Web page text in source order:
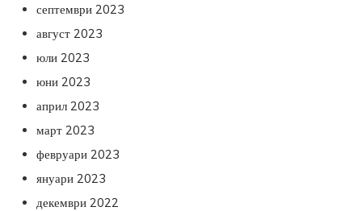
септември 2023
август 2023
юли 2023
юни 2023
април 2023
март 2023
февруари 2023
януари 2023
декември 2022